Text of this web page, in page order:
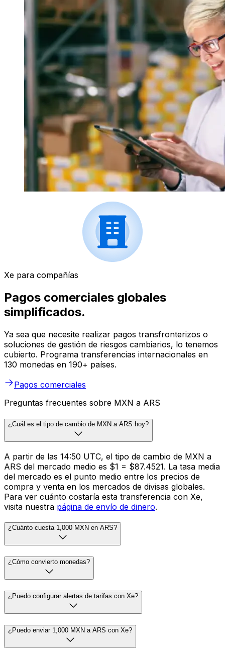
Xe para compañías
Pagos comerciales globales
simplificados.
Ya sea que necesite realizar pagos transfronterizos o
soluciones de gestión de riesgos cambiarios, lo tenemos
cubierto. Programa transferencias internacionales en
130 monedas en 190+ países.
Pagos comerciales
Preguntas frecuentes sobre MXN a ARS
¿Cuál es el tipo de cambio de MXN a ARS hoy?
A partir de las 14:50 UTC, el tipo de cambio de MXN a
ARS del mercado medio es $1 = $87.4521. La tasa media
del mercado es el punto medio entre los precios de
compra y venta en los mercados de divisas globales.
Para ver cuánto costaría esta transferencia con Xe,
visita nuestra página de envío de dinero.
¿Cuánto cuesta 1,000 MXN en ARS?
¿Cómo convierto monedas?
¿Puedo configurar alertas de tarifas con Xe?
¿Puedo enviar 1,000 MXN a ARS con Xe?